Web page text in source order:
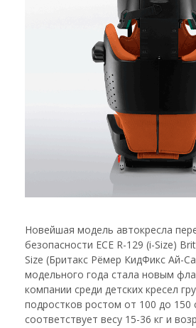
Новейшая модель автокресла
безопасности ECE R-129 (i-Size)
Size (Бритакс Рёмер КидФикс Ай-
модельного года стала новым
компании среди детских кресел
подростков ростом от 100 до 150
соответствует весу 15-36 кг и